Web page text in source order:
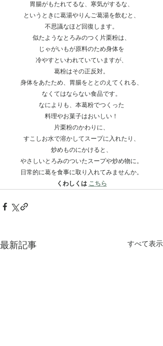
胃腸がもたれてるな、寒気がするな、
というときに葛湯やりんご葛湯を飲むと、
不思議なほど回復します。
似たようなとろみのつく片栗粉は、
じゃがいもが原料のため身体を
冷やすといわれていていますが、
葛粉はその正反対。
身体をあたため、胃腸をととのえてくれる、
なくてはならない食品です。
なによりも、本葛粉でつくった
料理やお菓子はおいしい！
片栗粉のかわりに、
すこしお水で溶かしてスープに入れたり、
炒めものにかけると、
やさしいとろみのついたスープや炒め物に。
日常的に葛を食事に取り入れてみませんか。
くわしくは こちら
最新記事 すべて表示